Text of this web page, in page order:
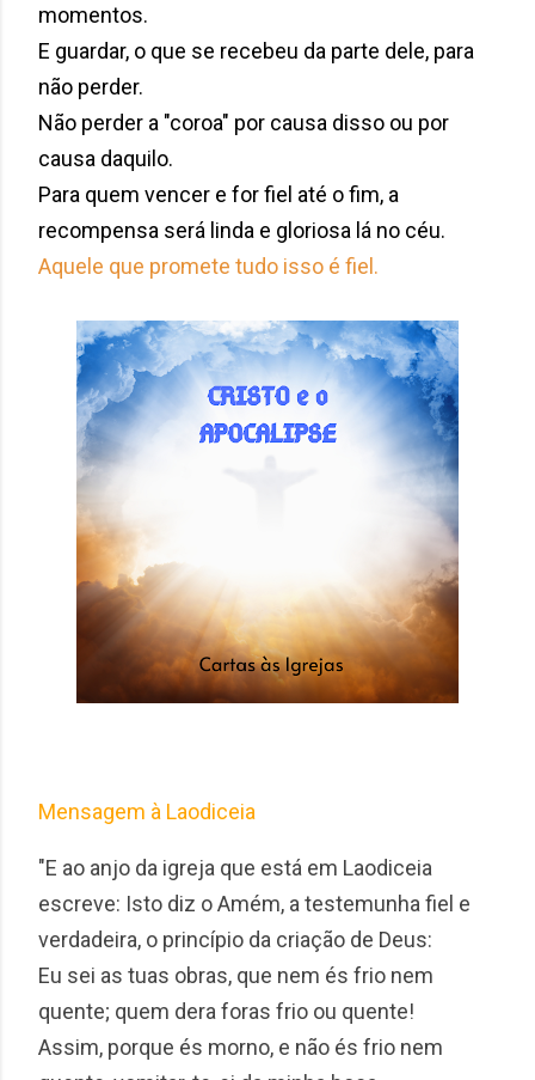
momentos.
E guardar, o que se recebeu da parte dele, para
não perder.
Não perder a "coroa" por causa disso ou por
causa daquilo.
Para quem vencer e for fiel até o fim, a
recompensa será linda e gloriosa lá no céu.
Aquele que promete tudo isso é fiel.
Mensagem à Laodiceia
"E ao anjo da igreja que está em Laodiceia
escreve: Isto diz o Amém, a testemunha fiel e
verdadeira, o princípio da criação de Deus:
Eu sei as tuas obras, que nem és frio nem
quente; quem dera foras frio ou quente!
Assim, porque és morno, e não és frio nem